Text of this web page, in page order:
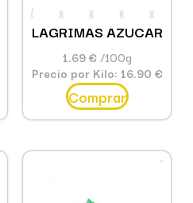
LAGRIMAS AZUCAR
1.69 €/100g
Precio por Kilo: 16.90 €
Comprar